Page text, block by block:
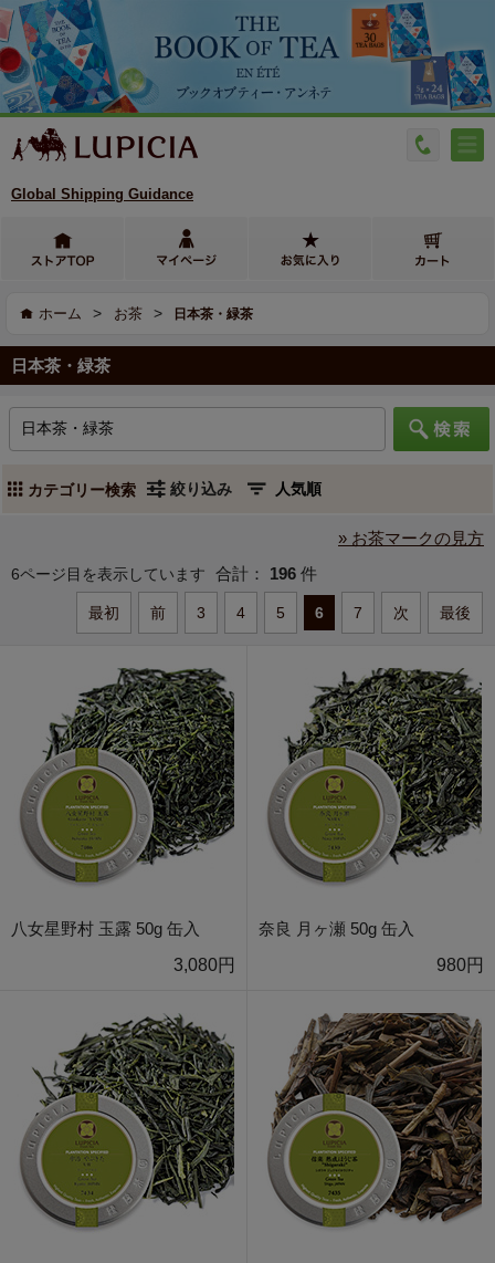
Global Shipping Guidance
ホーム > お茶 > 日本茶・緑茶
日本茶・緑茶
カテゴリー検索 絞り込み
» お茶マークの見方
6ページ目を表示しています 合計： 196 件
最初 前 3 4 5 6 7 次 最後
八女星野村 玉露 50g 缶入
3,080円
奈良 月ヶ瀬 50g 缶入
980円